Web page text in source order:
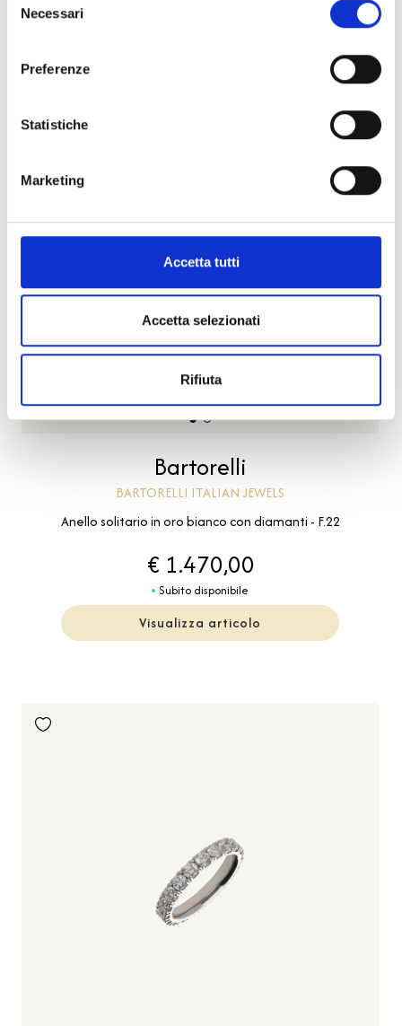
delNecessari
Preferenze
Statistiche
Marketing
Accetta tutti
Accetta selezionati
Rifiuta
Bartorelli
BARTORELLI ITALIAN JEWELS
Anello solitario in oro bianco con diamanti - F.22
€ 1.470,00
Subito disponibile
Visualizza articolo